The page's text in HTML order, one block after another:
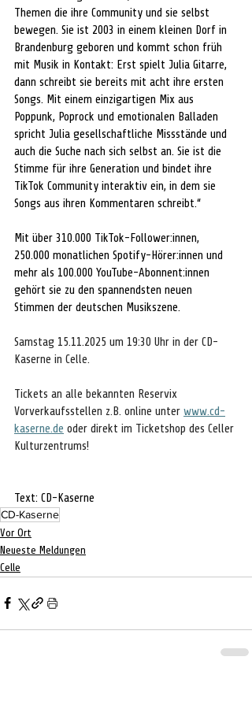
Themen die ihre Community und sie selbst
bewegen. Sie ist 2003 in einem kleinen Dorf in
Brandenburg geboren und kommt schon früh
mit Musik in Kontakt: Erst spielt Julia Gitarre,
dann schreibt sie bereits mit acht ihre ersten
Songs. Mit einem einzigartigen Mix aus
Poppunk, Poprock und emotionalen Balladen
spricht Julia gesellschaftliche Missstände und
auch die Suche nach sich selbst an. Sie ist die
Stimme für ihre Generation und bindet ihre
TikTok Community interaktiv ein, in dem sie
Songs aus ihren Kommentaren schreibt.“
Mit über 310.000 TikTok-Follower:innen,
250.000 monatlichen Spotify-Hörer:innen und
mehr als 100.000 YouTube-Abonnent:innen
gehört sie zu den spannendsten neuen
Stimmen der deutschen Musikszene.
Samstag 15.11.2025 um 19:30 Uhr in der CD-
Kaserne in Celle.
Tickets an alle bekannten Reservix
Vorverkaufsstellen z.B. online unter www.cd-
kaserne.de oder direkt im Ticketshop des Celler
Kulturzentrums!
Text: CD-Kaserne
CD-Kaserne
Vor Ort
Neueste Meldungen
Celle